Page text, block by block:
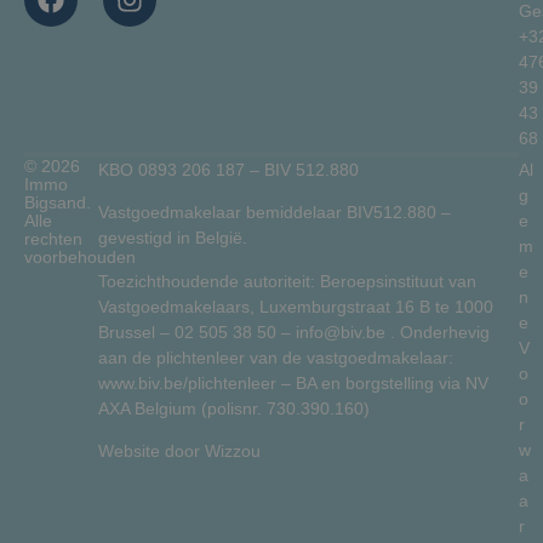
39
43
68
© 2026
Immo
Bigsand.
Alle
rechten
voorbehouden
KBO 0893 206 187 – BIV 512.880
Vastgoedmakelaar bemiddelaar BIV512.880 –
gevestigd in België.
Toezichthoudende autoriteit: Beroepsinstituut van
Vastgoedmakelaars, Luxemburgstraat 16 B te 1000
Brussel – 02 505 38 50 – info@biv.be . Onderhevig
aan de plichtenleer van de vastgoedmakelaar:
www.biv.be/plichtenleer – BA en borgstelling via NV
AXA Belgium (polisnr. 730.390.160)
Website door Wizzou
Al
g
e
m
e
n
e
V
o
o
r
w
a
a
r